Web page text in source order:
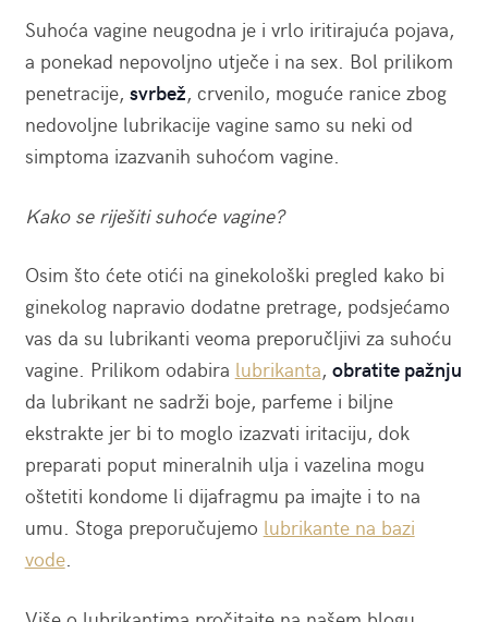
Suhoća vagine neugodna je i vrlo iritirajuća pojava,
a ponekad nepovoljno utječe i na sex. Bol prilikom
penetracije, svrbež, crvenilo, moguće ranice zbog
nedovoljne lubrikacije vagine samo su neki od
simptoma izazvanih suhoćom vagine.
Kako se riješiti suhoće vagine?
Osim što ćete otići na ginekološki pregled kako bi
ginekolog napravio dodatne pretrage, podsjećamo
vas da su lubrikanti veoma preporučljivi za suhoću
vagine. Prilikom odabira lubrikanta, obratite pažnju
da lubrikant ne sadrži boje, parfeme i biljne
ekstrakte jer bi to moglo izazvati iritaciju, dok
preparati poput mineralnih ulja i vazelina mogu
oštetiti kondome li dijafragmu pa imajte i to na
umu. Stoga preporučujemo lubrikante na bazi
vode.